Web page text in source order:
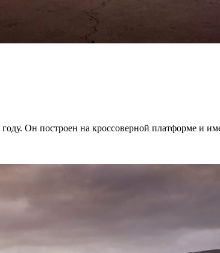
Он построен на кроссоверной платформе и